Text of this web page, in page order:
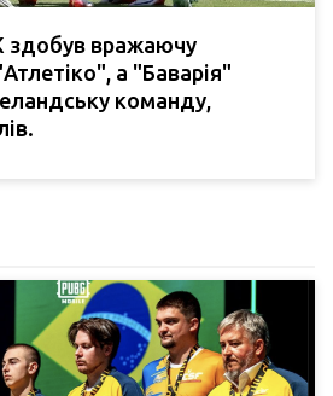
вражаючу
а "Баварія"
команду,